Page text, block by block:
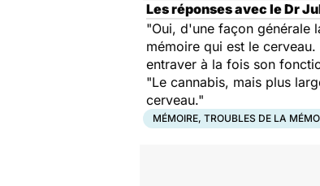
Les réponses avec le Dr
"Oui, d'une façon générale
mémoire qui est le
entraver à la fois son
"Le cannabis, mais plus
cerveau."
MÉMOIRE, TROUBLES DE LA